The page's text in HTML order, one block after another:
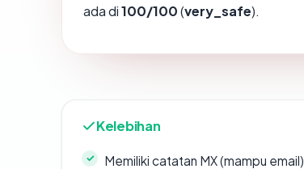
ada di100/100(very_safe).
Kelebihan
Memiliki catatan MX (mampu email)